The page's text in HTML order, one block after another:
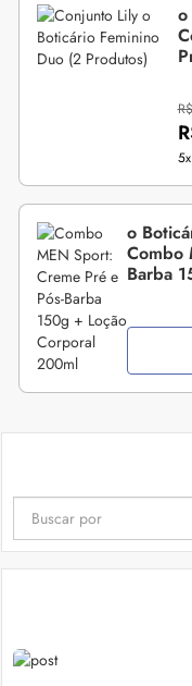
o
5x
o
Combo
Barba